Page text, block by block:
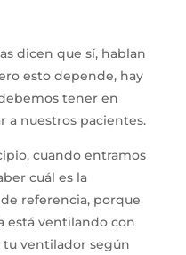
dicen que sí, hablan
esto depende, hay
tener en
a nuestros pacientes.
cuando entramos
cuál es la
referencia, porque
está ventilando con
tu ventilador según